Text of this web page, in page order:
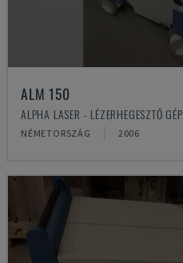
ALM 150
ALPHA LASER - LÉZERHEGESZTŐ GÉP
NÉMETORSZÁG 2006